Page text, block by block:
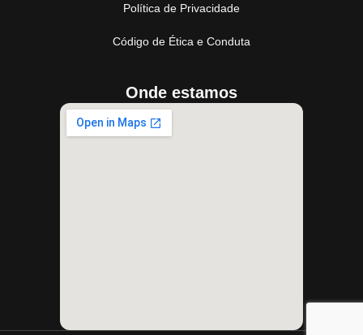
Política de Privacidade
Código de Ética e Conduta
Onde estamos